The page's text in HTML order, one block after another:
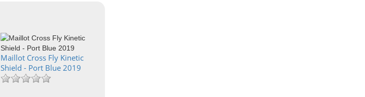
Maillot Cross Fly Kinetic
Shield - Port Blue 2019